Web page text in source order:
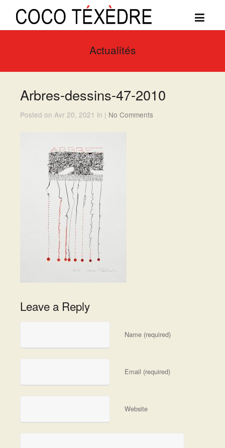
Actualités
Arbres-dessins-47-2010
Posted on Avr 20, 2021 in | No Comments
Leave a Reply
Name (required)
Email (required)
Website